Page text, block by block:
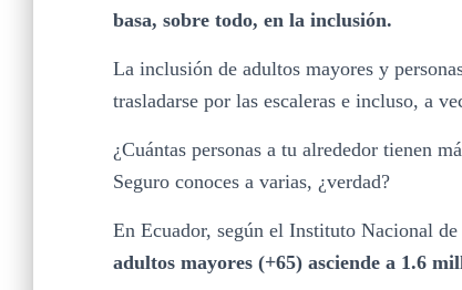
basa, sobre todo, en la inclusión.
La inclusión de adultos mayores y
trasladarse por las escaleras e incluso, a
¿Cuántas personas a tu alrededor tienen
Seguro conoces a varias, ¿verdad?
En Ecuador, según el Instituto Nacional
adultos mayores (+65) asciende a 1.6